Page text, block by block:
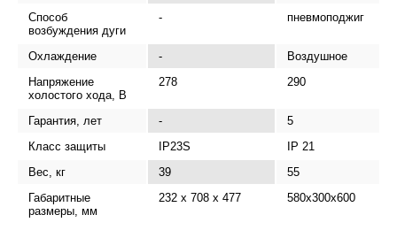
Способ
возбуждения дуги
- пневмоподжиг
Охлаждение - Воздушное
Напряжение
холостого хода, В
278 290
Гарантия, лет - 5
Класс защиты
IP23S IP 21
Вес, кг
39 55
Габаритные
размеры, мм
232 x 708 x 477 580x300x600